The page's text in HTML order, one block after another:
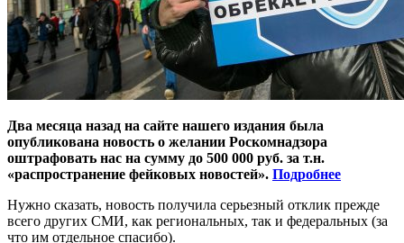
Два месяца назад на сайте нашего издания была
опубликована новость о желании Роскомнадзора
оштрафовать нас на сумму до 500 000 руб. за т.н.
«распространение фейковых новостей». Подробнее
Нужно сказать, новость получила серьезный отклик прежде
всего других СМИ, как региональных, так и федеральных (за
что им отдельное спасибо).